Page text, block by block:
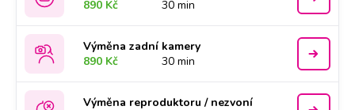
890 Kč
30 min
Výměna zadní kamery
890 Kč
30 min
Výměna reproduktoru / nezvoní